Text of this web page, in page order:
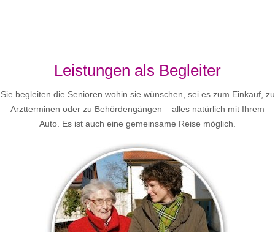
Leistungen als Begleiter
Sie begleiten die Senioren wohin sie wünschen, sei es zum Einkauf, zu
Arztterminen oder zu Behördengängen – alles natürlich mit Ihrem
Auto. Es ist auch eine gemeinsame Reise möglich.